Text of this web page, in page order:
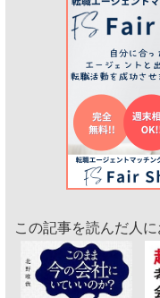
この記事を読んだ人